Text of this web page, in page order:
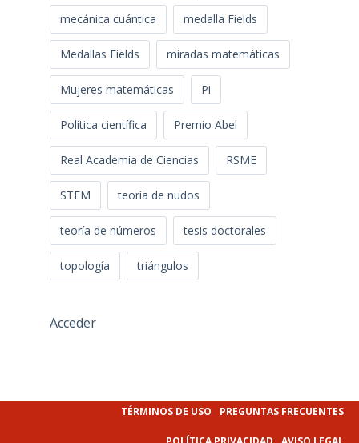
mecánica cuántica medalla Fields
Medallas Fields miradas matemáticas
Mujeres matemáticas Pi
Política científica Premio Abel
Real Academia de Ciencias RSME
STEM teoría de nudos
teoría de números tesis doctorales
topología triángulos
Acceder
TÉRMINOS DE USO PREGUNTAS FRECUENTES